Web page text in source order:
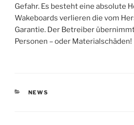
Gefahr. Es besteht eine absolute
Wakeboards verlieren die vom
Garantie. Der Betreiber
Personen – oder Materialschäden!
KATEGORIEN
NEWS